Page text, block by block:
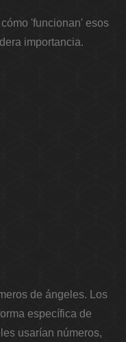
'funcionan' esos
importancia.
de ángeles. Los
específica de
usarían números,